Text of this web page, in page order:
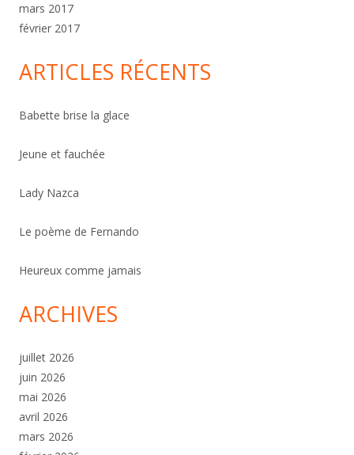
mars 2017
février 2017
ARTICLES RÉCENTS
Babette brise la glace
Jeune et fauchée
Lady Nazca
Le poème de Fernando
Heureux comme jamais
ARCHIVES
juillet 2026
juin 2026
mai 2026
avril 2026
mars 2026